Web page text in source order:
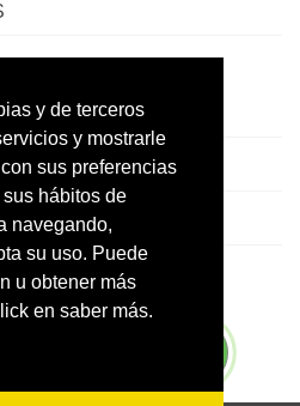
y de terceros
y mostrarle
sus preferencias
hábitos de
navegando,
su uso. Puede
u obtener más
en saber más.